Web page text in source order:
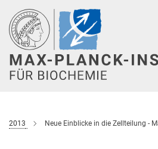
Hauptinhalt
2013 Neue Einblicke in die Zellteilung - Max-